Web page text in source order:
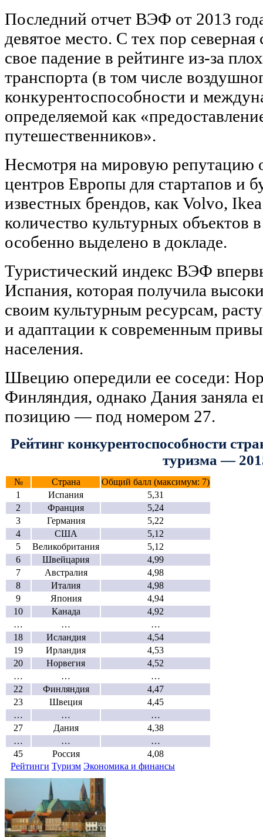
Последний отчет ВЭФ от 2013
девятое место. С тех пор
свое падение в рейтинге из-за
транспорта (в том числе
конкурентоспособности и
определяемой как
путешественников».
Несмотря на мировую репутацию
центров Европы для стартапов и
известных брендов, как Volvo,
количество культурных
особенно выделено в докладе.
Туристический индекс ВЭФ
Испания, которая получила
своим культурным ресурсам,
и адаптации к современным
населения.
Швецию опередили ее соседи:
Финляндия, однако Дания заняла
позицию — под номером 27.
Рейтинг конкурентоспособности
туризма —
№ Страна
Общий балл (максимум: 7)
1
Испания
5,31
2
Франция
5,24
3
Германия
5,22
4
США
5,12
5
Великобритания
5,12
6
Швейцария
4,99
7
Австралия
4,98
8
Италия
4,98
9
Япония
4,94
10
Канада
4,92
…
…
…
18
Исландия
4,54
19
Ирландия
4,53
20
Норвегия
4,52
…
…
…
22
Финляндия
4,47
23
Швеция
4,45
…
…
…
27
Дания
4,38
…
…
…
45
Россия
4,08
Рейтинги Туризм Экономика и финансы